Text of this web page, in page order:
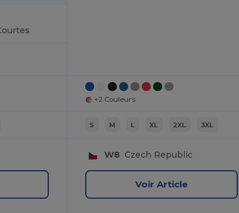
+2 Couleurs
S M L XL 2XL 3XL
W8 Czech Republic
Voir Article